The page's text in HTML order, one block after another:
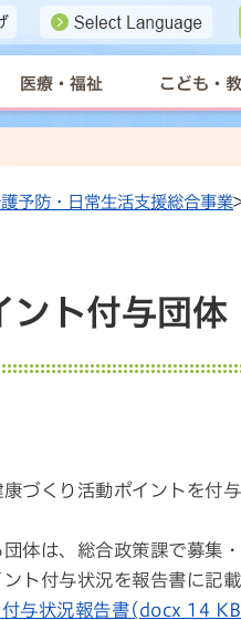
医療・福祉 こども・
予防・日常生活支援総合事業
ント付与団体
づくり活動ポイントを付
体は、総合政策課で募集・
ト付与状況を報告書に記
付与状況報告書(docx 14